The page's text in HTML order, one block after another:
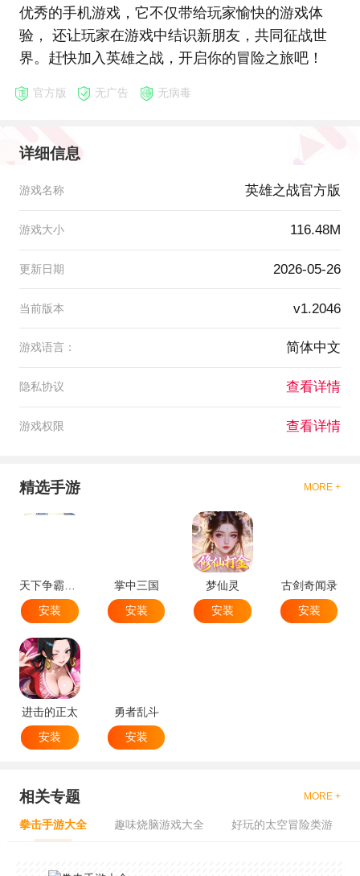
优秀的手机游戏，它不仅带给玩家愉快的游戏体
验， 还让玩家在游戏中结识新朋友，共同征战世
界。赶快加入英雄之战，开启你的冒险之旅吧！
官方版 无广告 无病毒
详细信息
游戏名称 英雄之战官方版
游戏大小 116.48M
更新日期 2026-05-26
当前版本 v1.2046
游戏语言： 简体中文
隐私协议 查看详情
游戏权限 查看详情
精选手游 MORE +
天下争霸三国志
安装
掌中三国
安装
梦仙灵
安装
古剑奇闻录
安装
进击的正太
安装
勇者乱斗
安装
相关专题 MORE +
拳击手游大全 趣味烧脑游戏大全 好玩的太空冒险类游